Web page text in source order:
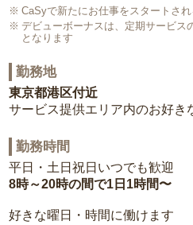
CaSyで新たにお仕事をスタートさ
デビューボーナスは、定期サービス
となります
勤務地
東京都港区付近
サービス提供エリア内のお好き
勤務時間
平日・土日祝日いつでも歓迎
8時～20時の間で1日1時間〜
好きな曜日・時間に働けます